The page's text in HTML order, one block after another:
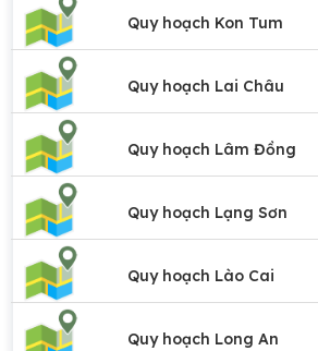
Quy hoạch Kon Tum
Quy hoạch Lai Châu
Quy hoạch Lâm Đồng
Quy hoạch Lạng Sơn
Quy hoạch Lào Cai
Quy hoạch Long An